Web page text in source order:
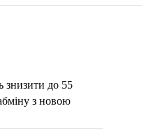
знизити до 55
з новою